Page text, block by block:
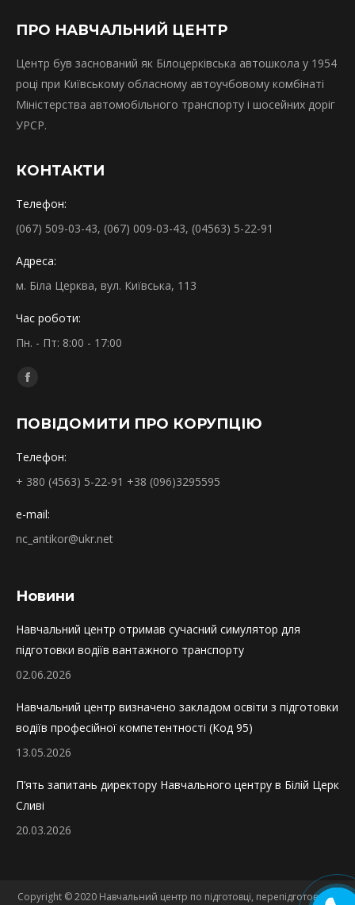
ПРО НАВЧАЛЬНИЙ ЦЕНТР
Центр був заснований як Білоцерківська автошкола у 1954
році при Київському обласному автоучбовому комбінаті
Міністерства автомобільного транспорту і шосейних доріг
УРСР.
КОНТАКТИ
Телефон:
(067) 509-03-43, (067) 009-03-43, (04563) 5-22-91
Адреса:
м. Біла Церква, вул. Київська, 113
Час роботи:
Пн. - Пт: 8:00 - 17:00
Find us on:
Facebook
opens
new
window
ПОВІДОМИТИ ПРО КОРУПЦІЮ
Телефон:
+ 380 (4563) 5-22-91 +38 (096)3295595
e-mail:
nc_antikor@ukr.net
Новини
Навчальний центр отримав сучасний симулятор для
підготовки водіїв вантажного транспорту
02.06.2026
Навчальний центр визначено закладом освіти з підготовки
водіїв професійної компетентності (Код 95)
13.05.2026
П’ять запитань директору Навчального центру в Білій Церкві
Сливі
20.03.2026
Copyright © 2020 Навчальний центр по підготовці, перепідготовці та